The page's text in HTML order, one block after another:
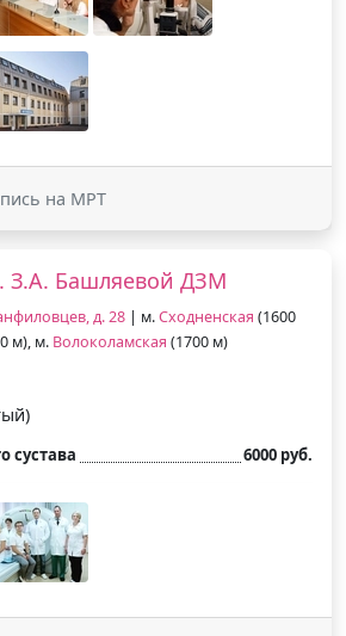
на МРТ
З.А. Башляевой ДЗМ
д. 28 | м.Сходненская (1600
м), м. Волоколамская (1700 м)
сустава 6000 руб.